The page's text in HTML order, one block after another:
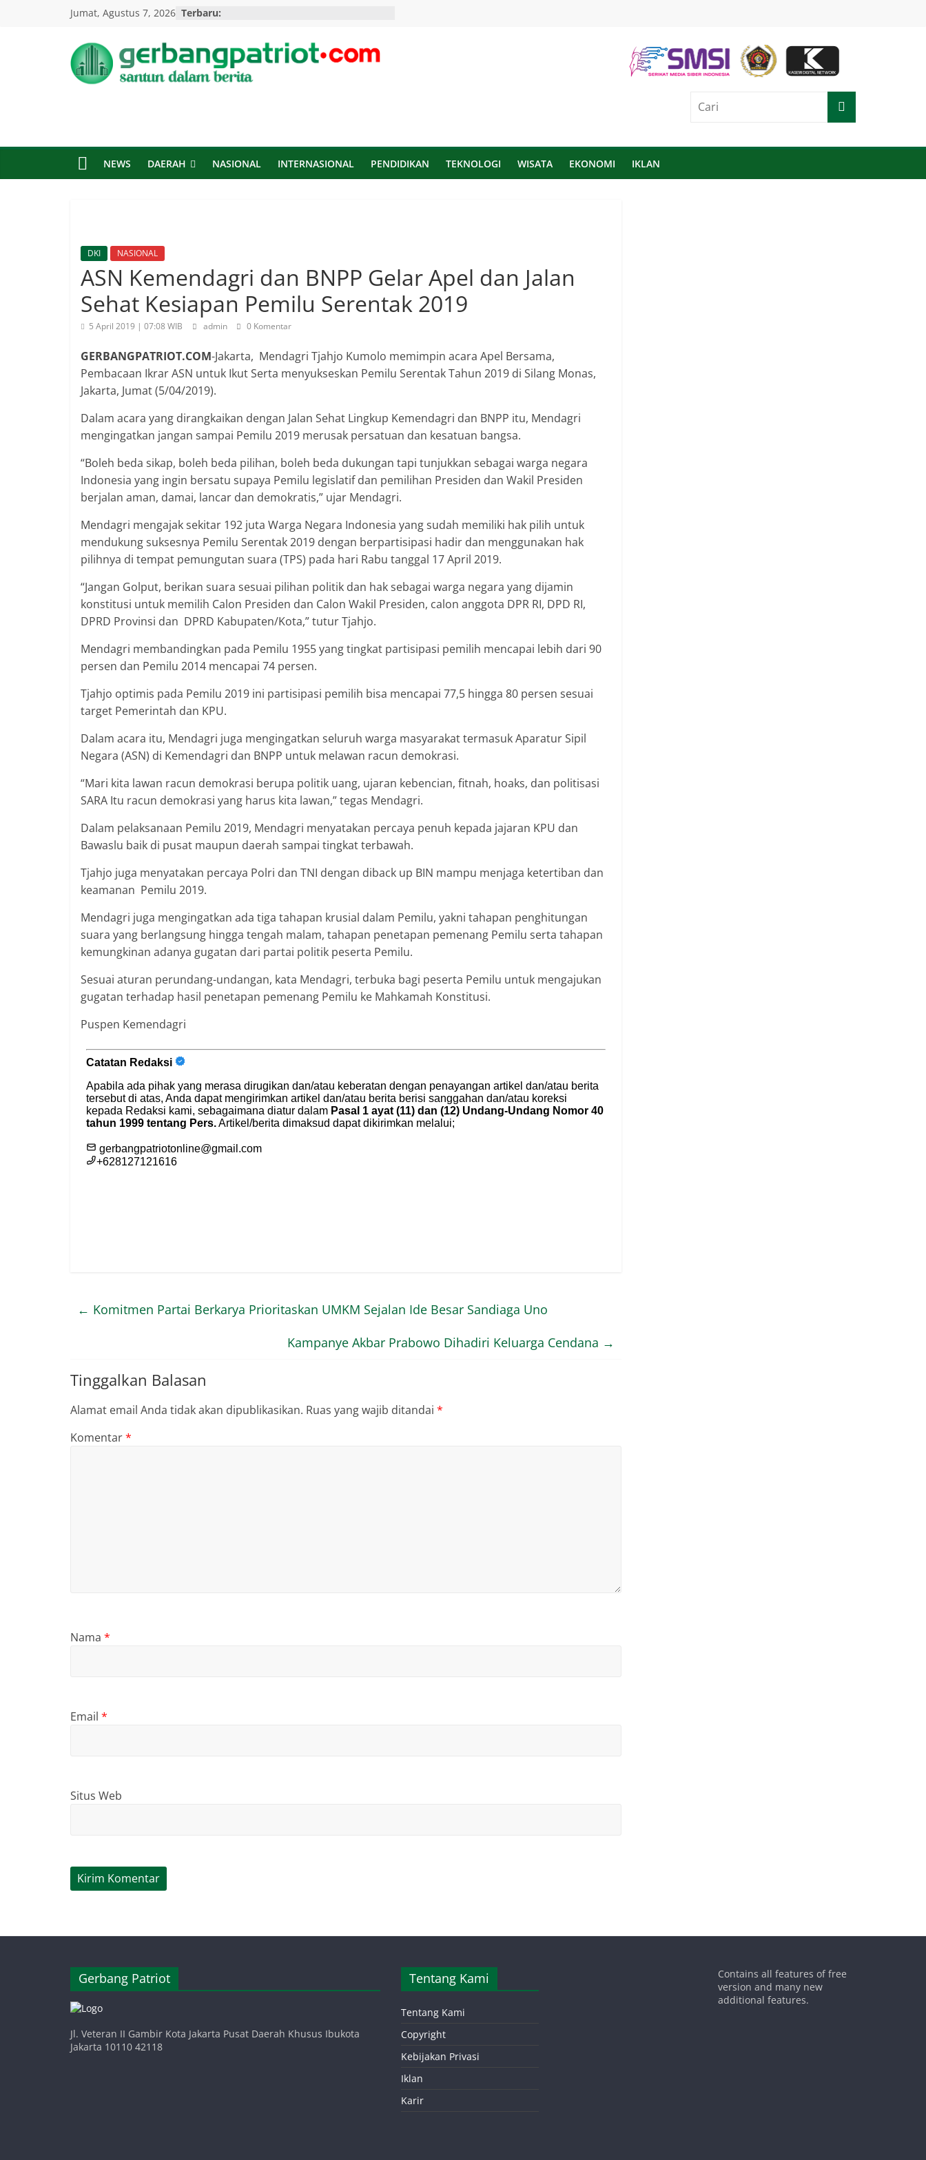
Jumat, Agustus 7, 2026 Terbaru:
Gerbang
Santun
Dalam
Berita
NEWS DAERAH NASIONAL INTERNASIONAL PENDIDIKAN TEKNOLOGI WISATA EKONOMI IKLAN
DKI NASIONAL
ASN Kemendagri dan BNPP Gelar Apel dan Jalan
Sehat Kesiapan Pemilu Serentak 2019
5 April 2019 | 07:08 WIB admin 0 Komentar
GERBANGPATRIOT.COM-Jakarta, Mendagri Tjahjo Kumolo memimpin acara Apel Bersama,
Pembacaan Ikrar ASN untuk Ikut Serta menyukseskan Pemilu Serentak Tahun 2019 di Silang Monas,
Jakarta, Jumat (5/04/2019).
Dalam acara yang dirangkaikan dengan Jalan Sehat Lingkup Kemendagri dan BNPP itu, Mendagri
mengingatkan jangan sampai Pemilu 2019 merusak persatuan dan kesatuan bangsa.
“Boleh beda sikap, boleh beda pilihan, boleh beda dukungan tapi tunjukkan sebagai warga negara
Indonesia yang ingin bersatu supaya Pemilu legislatif dan pemilihan Presiden dan Wakil Presiden
berjalan aman, damai, lancar dan demokratis,” ujar Mendagri.
Mendagri mengajak sekitar 192 juta Warga Negara Indonesia yang sudah memiliki hak pilih untuk
mendukung suksesnya Pemilu Serentak 2019 dengan berpartisipasi hadir dan menggunakan hak
pilihnya di tempat pemungutan suara (TPS) pada hari Rabu tanggal 17 April 2019.
“Jangan Golput, berikan suara sesuai pilihan politik dan hak sebagai warga negara yang dijamin
konstitusi untuk memilih Calon Presiden dan Calon Wakil Presiden, calon anggota DPR RI, DPD RI,
DPRD Provinsi dan DPRD Kabupaten/Kota,” tutur Tjahjo.
Mendagri membandingkan pada Pemilu 1955 yang tingkat partisipasi pemilih mencapai lebih dari 90
persen dan Pemilu 2014 mencapai 74 persen.
Tjahjo optimis pada Pemilu 2019 ini partisipasi pemilih bisa mencapai 77,5 hingga 80 persen sesuai
target Pemerintah dan KPU.
Dalam acara itu, Mendagri juga mengingatkan seluruh warga masyarakat termasuk Aparatur Sipil
Negara (ASN) di Kemendagri dan BNPP untuk melawan racun demokrasi.
“Mari kita lawan racun demokrasi berupa politik uang, ujaran kebencian, fitnah, hoaks, dan politisasi
SARA Itu racun demokrasi yang harus kita lawan,” tegas Mendagri.
Dalam pelaksanaan Pemilu 2019, Mendagri menyatakan percaya penuh kepada jajaran KPU dan
Bawaslu baik di pusat maupun daerah sampai tingkat terbawah.
Tjahjo juga menyatakan percaya Polri dan TNI dengan diback up BIN mampu menjaga ketertiban dan
keamanan Pemilu 2019.
Mendagri juga mengingatkan ada tiga tahapan krusial dalam Pemilu, yakni tahapan penghitungan
suara yang berlangsung hingga tengah malam, tahapan penetapan pemenang Pemilu serta tahapan
kemungkinan adanya gugatan dari partai politik peserta Pemilu.
Sesuai aturan perundang-undangan, kata Mendagri, terbuka bagi peserta Pemilu untuk mengajukan
gugatan terhadap hasil penetapan pemenang Pemilu ke Mahkamah Konstitusi.
Puspen Kemendagri
← Komitmen Partai Berkarya Prioritaskan UMKM Sejalan Ide Besar Sandiaga Uno
Kampanye Akbar Prabowo Dihadiri Keluarga Cendana →
Tinggalkan Balasan
Alamat email Anda tidak akan dipublikasikan. Ruas yang wajib ditandai *
Komentar*
Nama *
Email *
Situs Web
Gerbang Patriot
Jl. Veteran II Gambir Kota Jakarta Pusat Daerah Khusus Ibukota
Jakarta 10110 42118
Tentang Kami
Tentang Kami
Copyright
Kebijakan Privasi
Iklan
Karir
Contains all features of free
version and many new
additional features.